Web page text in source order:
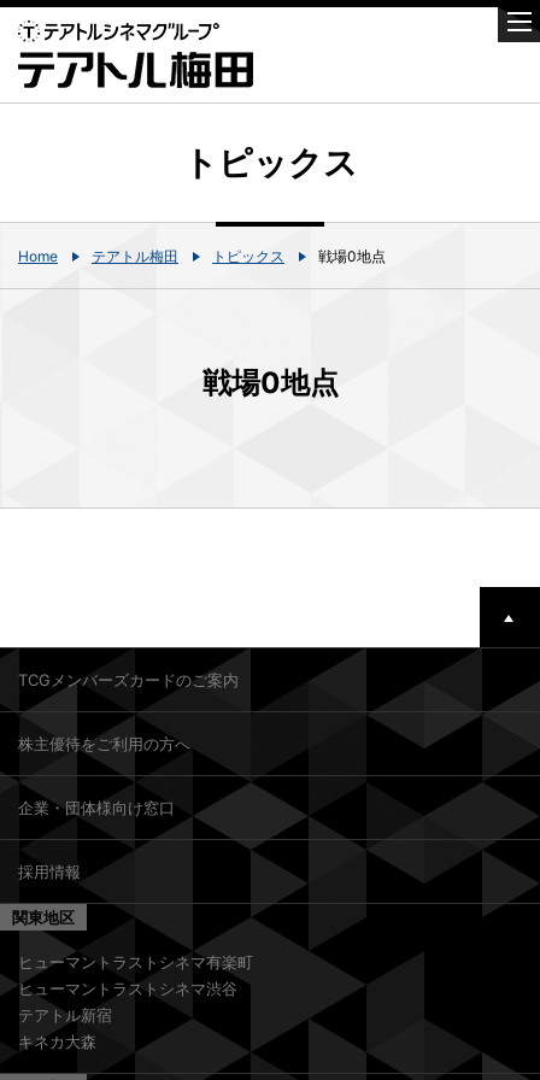
トピックス
Home テアトル梅田 トピックス 戦場0地点
戦場0地点
TCGメンバーズカードのご案内
株主優待をご利用の方へ
企業・団体様向け窓口
採用情報
関東地区
ヒューマントラストシネマ有楽町
ヒューマントラストシネマ渋谷
テアトル新宿
キネカ大森